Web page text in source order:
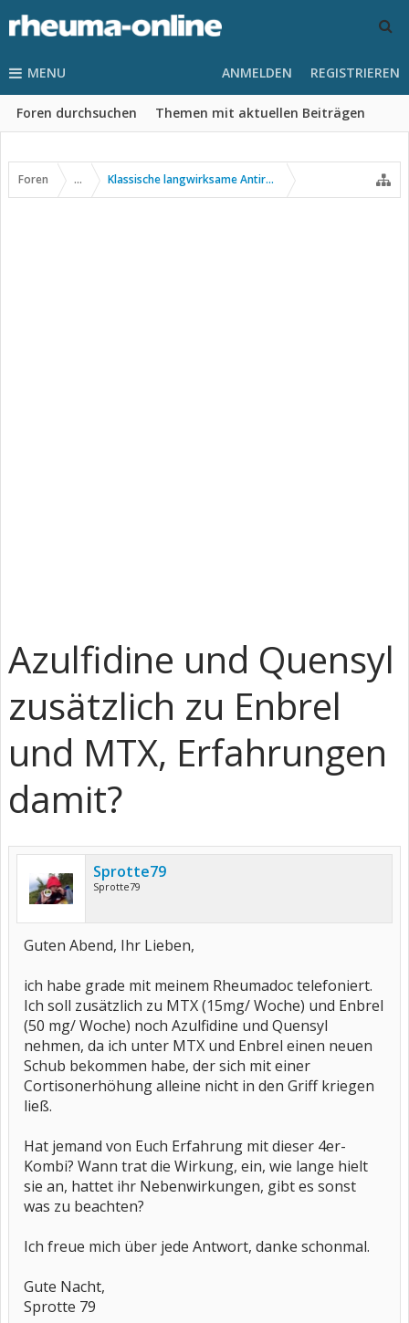
MENU
Foren durchsuchen Themen mit aktuellen Beiträgen
ANMELDEN REGISTRIEREN
Foren ... Klassische langwirksame Antirheumatika
Azulfidine und Quensyl
zusätzlich zu Enbrel
und MTX, Erfahrungen
damit?
Sprotte79
Sprotte79
Guten Abend, Ihr Lieben,
ich habe grade mit meinem Rheumadoc telefoniert.
Ich soll zusätzlich zu MTX (15mg/ Woche) und Enbrel
(50 mg/ Woche) noch Azulfidine und Quensyl
nehmen, da ich unter MTX und Enbrel einen neuen
Schub bekommen habe, der sich mit einer
Cortisonerhöhung alleine nicht in den Griff kriegen
ließ.
Hat jemand von Euch Erfahrung mit dieser 4er-
Kombi? Wann trat die Wirkung, ein, wie lange hielt
sie an, hattet ihr Nebenwirkungen, gibt es sonst
was zu beachten?
Ich freue mich über jede Antwort, danke schonmal.
Gute Nacht,
Sprotte 79